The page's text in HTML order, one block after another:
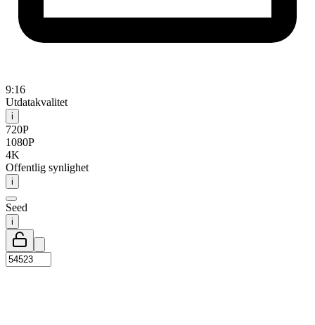
9:16
Utdatakvalitet
i
720P
1080P
4K
Offentlig synlighet
i
Seed
i